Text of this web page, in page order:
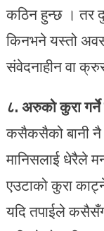
कठिन हुन्छ । तर
किनभने यस्तो
संवेदनाहीन वा
८. अरुको कुरा
कसैकसैको बानी
मानिसलाई धेरैले
एउटाको कुरा
यदि तपाईले